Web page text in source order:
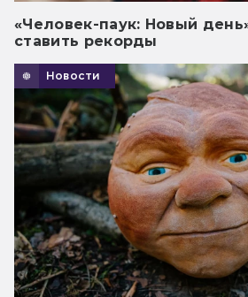
«Человек-паук: Новый
ставить рекорды
Новости